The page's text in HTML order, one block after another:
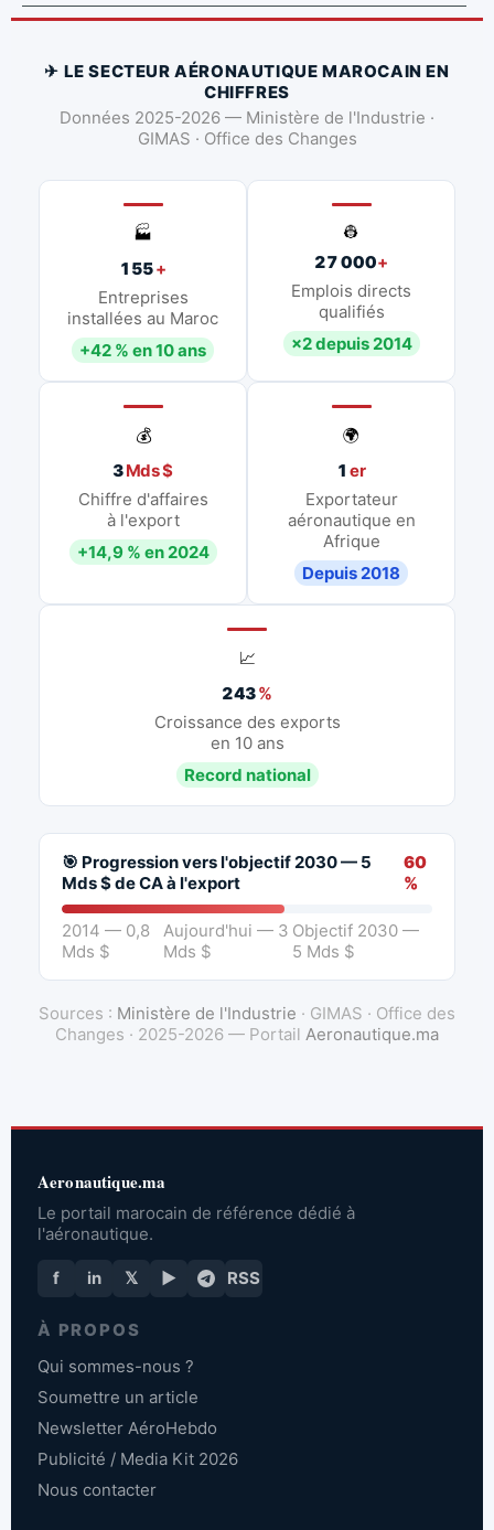
✈ LE SECTEUR AÉRONAUTIQUE MAROCAIN EN
CHIFFRES
Données 2025-2026 — Ministère de l'Industrie ·
GIMAS · Office des Changes
🏭
155+
Entreprises
installées au Maroc
+42 % en 10 ans
👷
27 000+
Emplois directs
qualifiés
×2 depuis 2014
💰
3Mds $
Chiffre d'affaires
à l'export
+14,9 % en 2024
🌍
1 er
Exportateur
aéronautique en
Afrique
Depuis 2018
📈
243%
Croissance des exports
en 10 ans
Record national
🎯 Progression vers l'objectif 2030 — 5
Mds $ de CA à l'export
60
%
2014 — 0,8
Mds $
Aujourd'hui — 3
Mds $
Objectif 2030 —
5 Mds $
Sources : Ministère de l'Industrie · GIMAS · Office des
Changes · 2025-2026 — Portail Aeronautique.ma
Aeronautique.ma
Le portail marocain de référence dédié à
l'aéronautique.
f in 𝕏 ▶ RSS
À PROPOS
Qui sommes-nous ?
Soumettre un article
Newsletter AéroHebdo
Publicité / Media Kit 2026
Nous contacter